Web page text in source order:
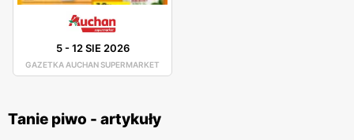
5-12 SIE 2026
GAZETKA AUCHAN SUPERMARKET
Tanie piwo - artykuły